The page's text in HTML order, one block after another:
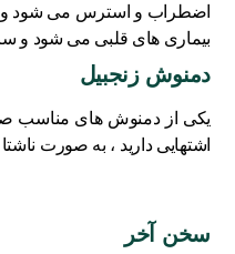
اضطراب و استرس می‌ شود و
بیماری ‌های قلبی می ‌شود و
دمنوش زنجبیل
یکی از دمنوش های مناسب
اشتهایی دارید ، به صورت
سخن آخر